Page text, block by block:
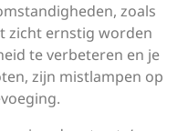
zoals
zicht ernstig worden
te verbeteren en je
zijn mistlampen op